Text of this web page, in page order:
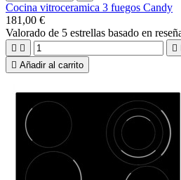
Cocina vitroceramica 3 fuegos Candy
181,00 €
Valorado de 5 estrellas basado en
  
 Añadir al carrito